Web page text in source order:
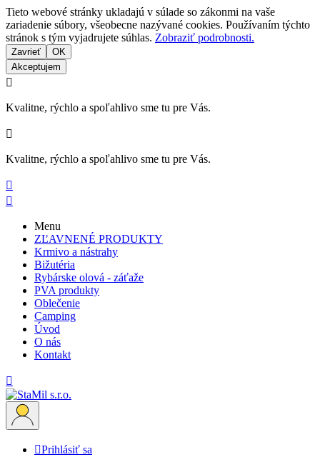
Tieto webové stránky ukladajú v súlade so zákonmi na vaše
zariadenie súbory, všeobecne nazývané cookies. Používaním týchto
stránok s tým vyjadrujete súhlas. Zobraziť podrobnosti.
Zavrieť
OK
Akceptujem

Kvalitne, rýchlo a spoľahlivo sme tu pre Vás.

Kvalitne, rýchlo a spoľahlivo sme tu pre Vás.


Menu
ZĽAVNENÉ PRODUKTY
Krmivo a nástrahy
Bižutéria
Rybárske olová - záťaže
PVA produkty
Oblečenie
Camping
Úvod
O nás
Kontakt

Prihlásiť sa